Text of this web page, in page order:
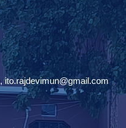
,ito.rajdevimun@gmail.com